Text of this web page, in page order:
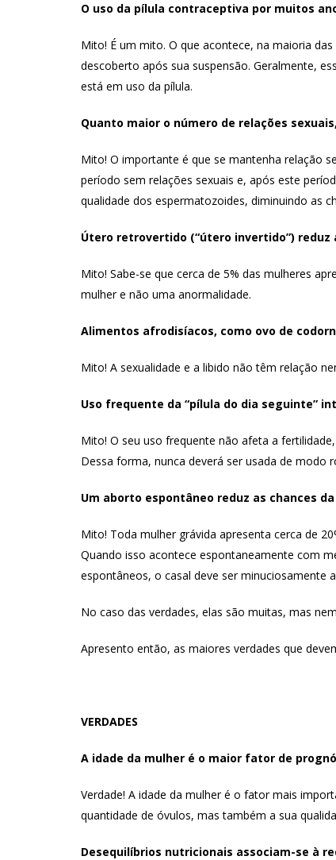
O uso da pílula contraceptiva por muitos
Mito! É um mito. O que acontece, na maioria
descoberto após sua suspensão. Geralmente,
está em uso da pílula.
Quanto maior o número de relações
Mito! O importante é que se mantenha relação
período sem relações sexuais e, após este
qualidade dos espermatozoides, diminuindo as
Útero retrovertido (“útero invertido”) reduz
Mito! Sabe-se que cerca de 5% das mulheres
mulher e não uma anormalidade.
Alimentos afrodisíacos, como ovo de
Mito! A sexualidade e a libido não têm relação
Uso frequente da “pílula do dia seguinte”
Mito! O seu uso frequente não afeta a
Dessa forma, nunca deverá ser usada de modo
Um aborto espontâneo reduz as chances
Mito! Toda mulher grávida apresenta cerca de
Quando isso acontece espontaneamente com
espontâneos, o casal deve ser minuciosamente
No caso das verdades, elas são muitas, mas
Apresento então, as maiores verdades que
VERDADES
A idade da mulher é o maior fator de
Verdade! A idade da mulher é o fator mais
quantidade de óvulos, mas também a sua
Desequilíbrios nutricionais associam-se à